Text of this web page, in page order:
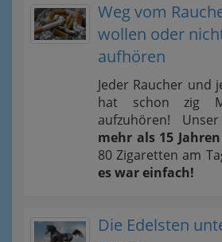
Weg vom
wollen oder
aufhören
Jeder Raucher und
hat schon zig
aufzuhören!
mehr als 15
80 Zigaretten am
es war einfach!
Die Edelsten